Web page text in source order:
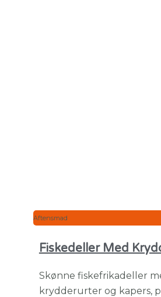
Aftensmad
Fiskedeller Med
Skønne fiskefrikadeller
krydderurter og kapers,